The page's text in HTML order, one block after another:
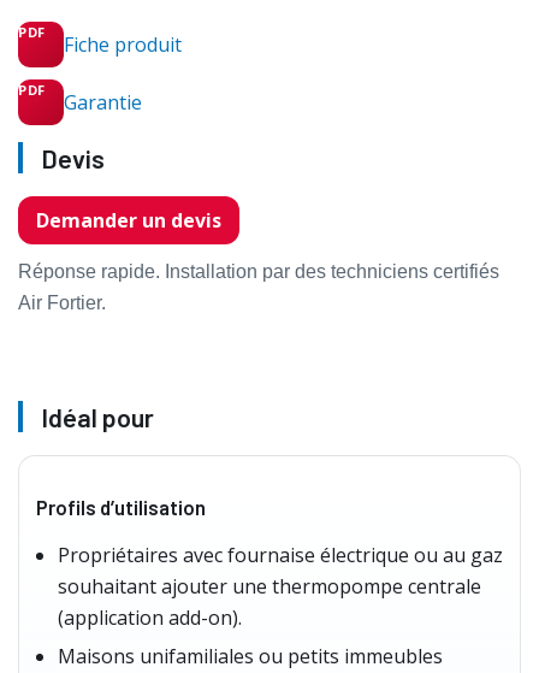
Fiche produit
Garantie
Devis
Demander un devis
Réponse rapide. Installation par des techniciens certifiés
Air Fortier.
Idéal pour
Profils d’utilisation
Propriétaires avec fournaise électrique ou au gaz
souhaitant ajouter une thermopompe centrale
(application add-on).
Maisons unifamiliales ou petits immeubles